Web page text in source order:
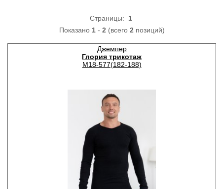
Страницы: 1
Показано 1- 2 (всего 2 позиций)
Джемпер
Глория трикотаж
М18-577(182-188)